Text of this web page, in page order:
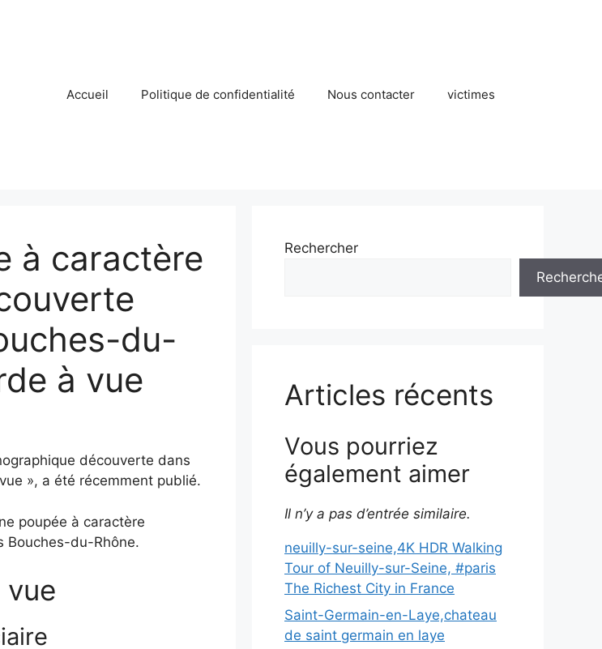
Accueil Politique de confidentialité Nous contacter victimes
à caractère
du-
à vue
découverte dans
», a été récemment publié.
poupée à caractère
Bouches-du-Rhône.
vue
Rechercher
Articles récents
Vous pourriez
également aimer
Il n’y a pas d’entrée similaire.
neuilly-sur-seine,4K HDR Walking
Tour of Neuilly-sur-Seine, #paris
The Richest City in France
Saint-Germain-en-Laye,chateau
de saint germain en laye